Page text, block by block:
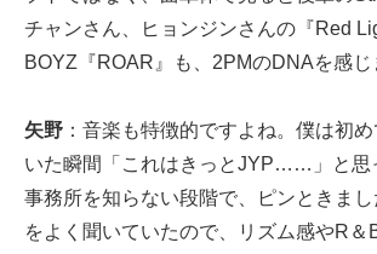
チャンさん、ヒョンジンさんの『Red
BOYZ『ROAR』も、2PMのDNAを感じ
矢野 ：音楽も特徴的ですよね。僕は初
いた瞬間「これはきっとJYP……」と思
事務所を知らない段階で、ピンときま
をよく聞いていたので、リズム感やR＆